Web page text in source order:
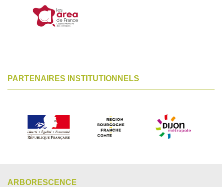
PARTENAIRES INSTITUTIONNELS
ARBORESCENCE